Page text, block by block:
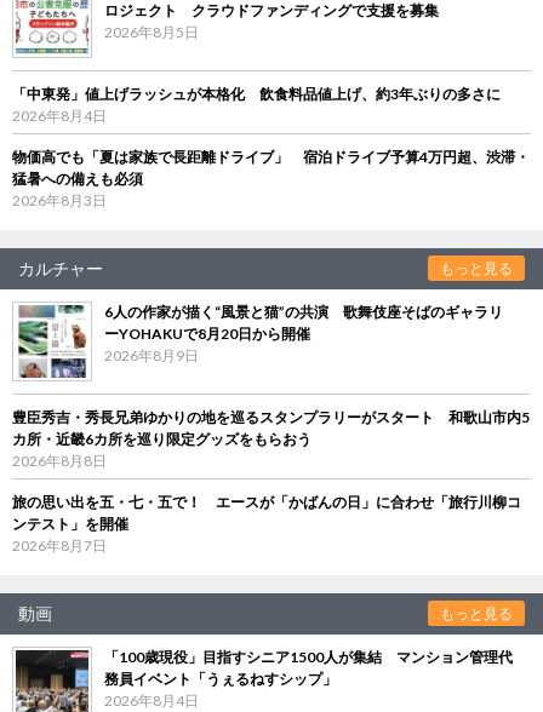
ロジェクト クラウドファンディングで支援を募集
2026年8月5日
「中東発」値上げラッシュが本格化 飲食料品値上げ、約3年ぶりの多さに
2026年8月4日
物価高でも「夏は家族で長距離ドライブ」 宿泊ドライブ予算4万円超、渋滞・
猛暑への備えも必須
2026年8月3日
カルチャー もっと見る
6人の作家が描く“風景と猫”の共演 歌舞伎座そばのギャラリ
ーYOHAKUで8月20日から開催
2026年8月9日
豊臣秀吉・秀長兄弟ゆかりの地を巡るスタンプラリーがスタート 和歌山市内5
カ所・近畿6カ所を巡り限定グッズをもらおう
2026年8月8日
旅の思い出を五・七・五で！ エースが「かばんの日」に合わせ「旅行川柳コ
ンテスト」を開催
2026年8月7日
動画 もっと見る
「100歳現役」目指すシニア1500人が集結 マンション管理代
務員イベント「うぇるねすシップ」
2026年8月4日